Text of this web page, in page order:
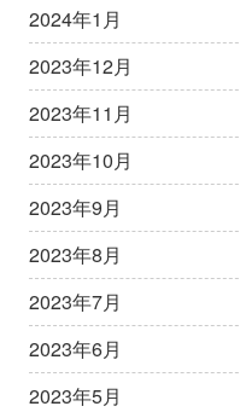
2024年1月
2023年12月
2023年11月
2023年10月
2023年9月
2023年8月
2023年7月
2023年6月
2023年5月